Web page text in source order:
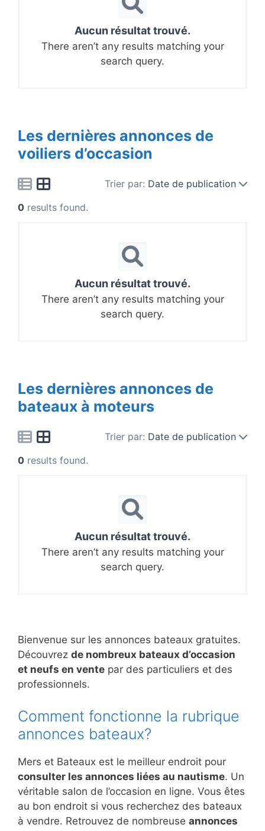
Aucun résultat trouvé.
There aren’t any results matching your
search query.
Les dernières annonces de
voiliers d’occasion
Trier par: Date de publication
0 results found.
Aucun résultat trouvé.
There aren’t any results matching your
search query.
Les dernières annonces de
bateaux à moteurs
Trier par: Date de publication
0 results found.
Aucun résultat trouvé.
There aren’t any results matching your
search query.
Bienvenue sur les annonces bateaux gratuites.
Découvrez de nombreux bateaux d’occasion
et neufs en vente par des particuliers et des
professionnels.
Comment fonctionne la rubrique
annonces bateaux?
Mers et Bateaux est le meilleur endroit pour
consulter les annonces liées au nautisme. Un
véritable salon de l’occasion en ligne. Vous êtes
au bon endroit si vous recherchez des bateaux
à vendre. Retrouvez de nombreuse annonces